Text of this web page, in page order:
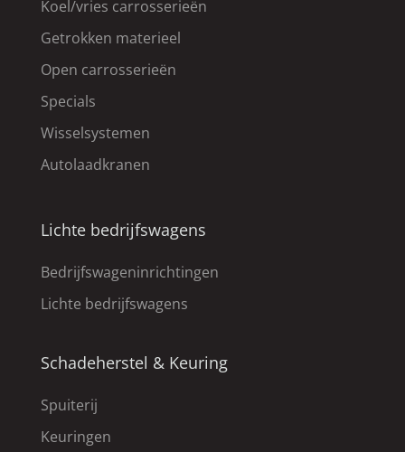
Koel/vries carrosserieën
Getrokken materieel
Open carrosserieën
Specials
Wisselsystemen
Autolaadkranen
Lichte bedrijfswagens
Bedrijfswageninrichtingen
Lichte bedrijfswagens
Schadeherstel & Keuring
Spuiterij
Keuringen